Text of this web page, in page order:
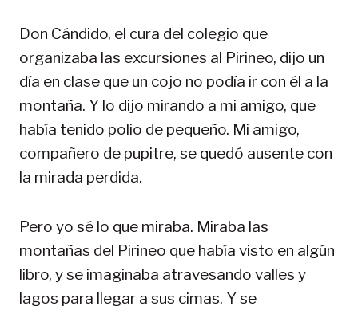
Don Cándido, el cura del colegio que
organizaba las excursiones al Pirineo, dijo un
día en clase que un cojo no podía ir con él a la
montaña. Y lo dijo mirando a mi amigo, que
había tenido polio de pequeño. Mi amigo,
compañero de pupitre, se quedó ausente con
la mirada perdida.
Pero yo sé lo que miraba. Miraba las
montañas del Pirineo que había visto en algún
libro, y se imaginaba atravesando valles y
lagos para llegar a sus cimas. Y se